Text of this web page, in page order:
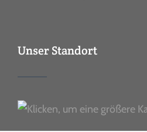
Unser Standort